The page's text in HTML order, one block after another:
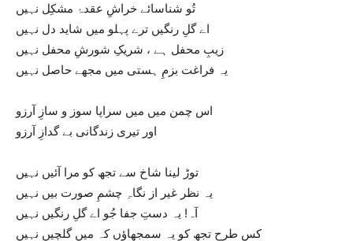
تُو شناسائے خراشِ عقدۂ مشکِل نہيں
اے گلِ رنگيں ترے پہلو ميں شايد دل نہيں
زيبِ محفل ہے ، شريکِ شورشِ محفل نہيں
يہ فراغت بزمِ ہستی ميں مجھے حاصل نہيں
اس چمن ميں ميں سراپا سوز و سازِ آرزو
اور تيری زندگانی بے گدازِ آرزو
توڑ لينا شاخ سے تجھ کو مرا آئيں نہيں
يہ نظر غير از نگاہِ چشمِ صورت بيں نہيں
آہ! يہ دستِ جفا جُو اے گلِ رنگيں نہيں
کس طرح تجھ کو يہ سمجھاؤں کہ ميں گلچيں نہيں